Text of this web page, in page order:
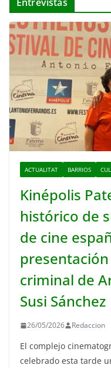
Entrevistas
ACTUALITAT BARRIOS
Kinépolis
histórico de
de cine
criminal de
Susi Sánchez
26/05/2026 Redaccion
El complejo
celebrado esta tarde